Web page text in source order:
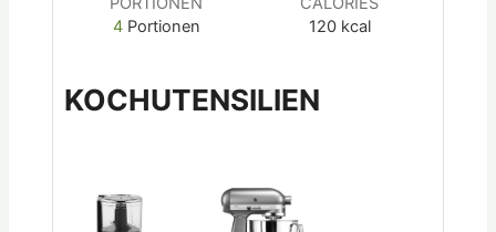
4 Portionen
120 kcal
KOCHUTENSILIEN